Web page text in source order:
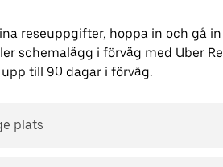
reseuppgifter, hoppa in och gå
schemalägg i förväg med Uber
till 90 dagar i förväg.
plats